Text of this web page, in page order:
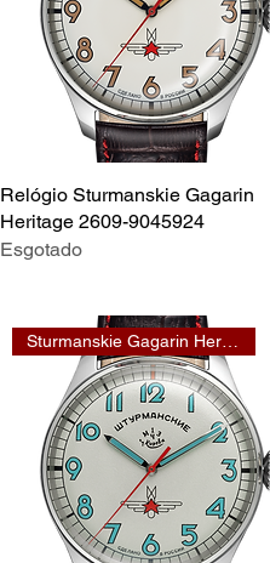
Relógio Sturmanskie Gagarin
Heritage 2609-9045924
Esgotado